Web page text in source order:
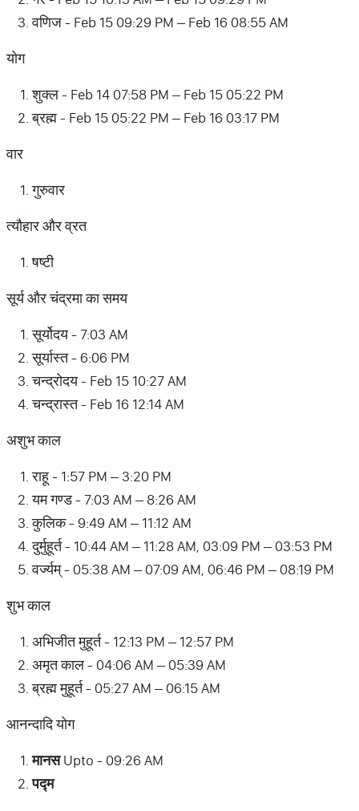
वणिज - Feb 15 09:29 PM – Feb 16 08:55 AM
योग
शुक्ल - Feb 14 07:58 PM – Feb 15 05:22 PM
ब्रह्म - Feb 15 05:22 PM – Feb 16 03:17 PM
वार
गुरुवार
त्यौहार और व्रत
षष्टी
सूर्य और चंद्रमा का समय
सूर्योदय - 7:03 AM
सूर्यास्त - 6:06 PM
चन्द्रोदय - Feb 15 10:27 AM
चन्द्रास्त - Feb 16 12:14 AM
अशुभ काल
राहू - 1:57 PM – 3:20 PM
यम गण्ड - 7:03 AM – 8:26 AM
कुलिक - 9:49 AM – 11:12 AM
दुर्मुहूर्त - 10:44 AM – 11:28 AM, 03:09 PM – 03:53 PM
वर्ज्यम् - 05:38 AM – 07:09 AM, 06:46 PM – 08:19 PM
शुभ काल
अभिजीत मुहूर्त - 12:13 PM – 12:57 PM
अमृत काल - 04:06 AM – 05:39 AM
ब्रह्म मुहूर्त - 05:27 AM – 06:15 AM
आनन्दादि योग
मानसUpto - 09:26 AM
पद्म